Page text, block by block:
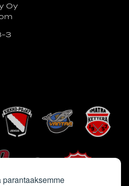
parantaaksemme
Oy
3